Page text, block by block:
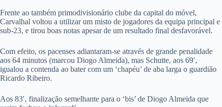
Frente ao também primodivisionário clube da capital do móvel,
Carvalhal voltou a utilizar um misto de jogadores da equipa principal e
sub-23, e tirou boas notas apesar de um resultado final desfavorável.
Com efeito, os pacenses adiantaram-se através de grande penalidade
aos 64 minutos (marcou Diogo Almeida), mas Schutte, aos 69′,
igualou a contenda ao bater com um ‘chapéu’ de aba larga o guardião
Ricardo Ribeiro.
Aos 83′, finalização semelhante para o ‘bis’ de Diogo Almeida que